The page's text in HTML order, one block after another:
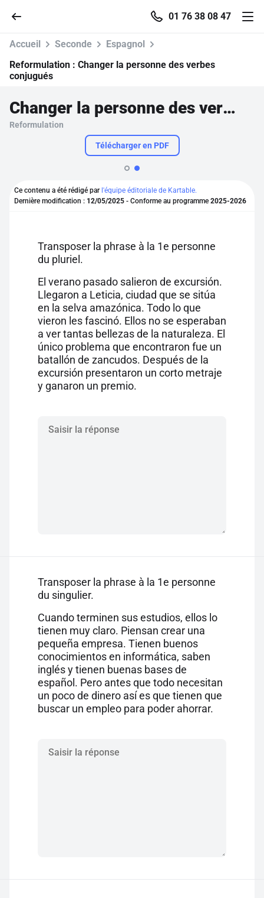
01 76 38 08 47
Parcourir
Se connecter
Pour profiter de 10 contenus offerts.
Accueil Seconde
Espagnol
Reformulation : Changer la personne des verbes
conjugués
Changer la personne des verbes conjugués
Reformulation
Télécharger en PDF
Ce contenu a été rédigé par l'équipe éditoriale de Kartable.
Dernière modification : 12/05/2025 - Conforme au programme 2025-2026
Transposer la phrase à la 1e personne
du pluriel.
El verano pasado salieron de excursión.
Llegaron a Leticia, ciudad que se sitúa
en la selva amazónica. Todo lo que
vieron les fascinó. Ellos no se esperaban
a ver tantas bellezas de la naturaleza. El
único problema que encontraron fue un
batallón de zancudos. Después de la
excursión presentaron un corto metraje
y ganaron un premio.
Transposer la phrase à la 1e personne
du singulier.
Cuando terminen sus estudios, ellos lo
tienen muy claro. Piensan crear una
pequeña empresa. Tienen buenos
conocimientos en informática, saben
inglés y tienen buenas bases de
español. Pero antes que todo necesitan
un poco de dinero así es que tienen que
buscar un empleo para poder ahorrar.